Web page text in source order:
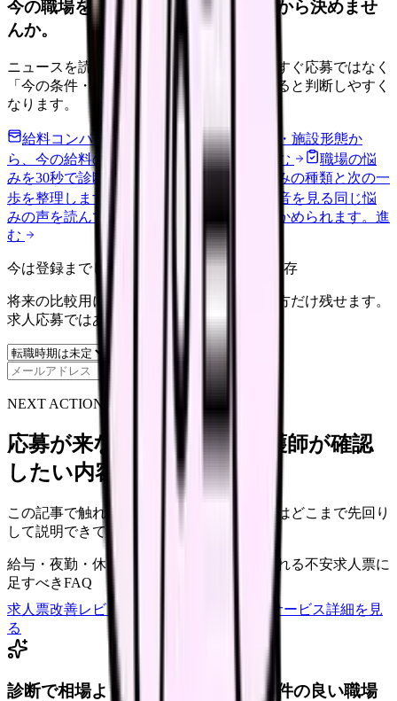
今の職場を続けるか、条件を比べてから決めませ
んか。
ニュースを読んで不安が強くなった時は、すぐ応募ではなく
「今の条件・他の選択肢・相談先」を分けると判断しやすく
なります。
給料コンパスで比較する
地域・経験年数・施設形態か
ら、今の給料の現在地を確認できます。
進む
職場の悩
みを30秒で診断
辞めるべきか迷う前に、悩みの種類と次の一
歩を整理します。
匿名掲示板で本音を見る 同じ悩
みの声を読んで、今の職場だけの問題か確かめられます。 進
む
今は登録までしない人向け: 希望条件だけ保存
将来の比較用に、転職時期と気になる働き方だけ残せます。
求人応募ではありません。
NEXT ACTION FOR CLINICS
応募が来ない求人票を、看護師が確認
したい内容に直せます
この記事で触れた不安を、自院の求人票ではどこまで先回り
して説明できていますか？
給与・夜勤・休日の見せ方 応募前に離脱される不安求人票に
足すべきFAQ
求人票改善レビューの見積もりを依頼
サービス詳細を見
る
診断で相場より低いと感じたら、条件の良い職場